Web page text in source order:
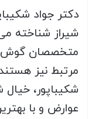
دکتر جواد
شیراز شناخته
متخصصان گوش،
مرتبط نیز
شکیباپور، خیال
عوارض و با